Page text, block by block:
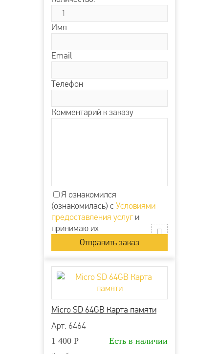
Имя
Email
Телефон
Комментарий к заказу
Я ознакомился
(ознакомилась) с Условиями
предоставления услуги
принимаю их
Micro SD 64GB Карта памяти
Арт: 6464
1 400 Р Есть в наличии